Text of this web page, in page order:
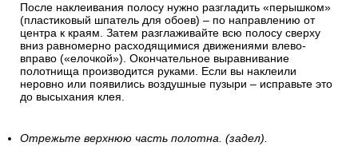
После наклеивания полосу нужно разгладить «перышком»
(пластиковый шпатель для обоев) – по направлению от
центра к краям. Затем разглаживайте всю полосу сверху
вниз равномерно расходящимися движениями влево-
вправо («елочкой»). Окончательное выравнивание
полотнища производится руками. Если вы наклеили
неровно или появились воздушные пузыри – исправьте это
до высыхания клея.
Отрежьте верхнюю часть полотна. (задел).